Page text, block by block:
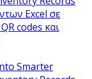
Excel σε
codes και